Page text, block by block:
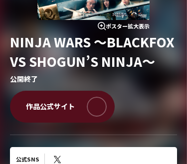
NINJA WARS ～BLACKFOX
VS SHOGUN’S NINJA～
公開終了
公式SNS